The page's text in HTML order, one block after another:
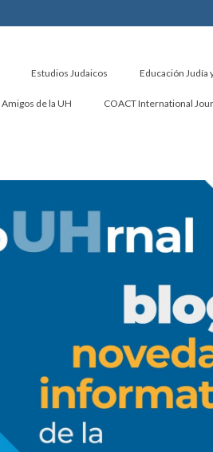
Estudios Judaicos Educación Judía
Amigos de la UH COACT International